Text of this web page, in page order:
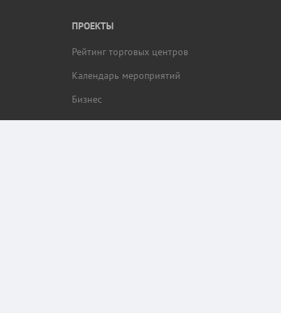
ПРОЕКТЫ
Рейтинг торговых центров
Календарь мероприятий
Бизнес